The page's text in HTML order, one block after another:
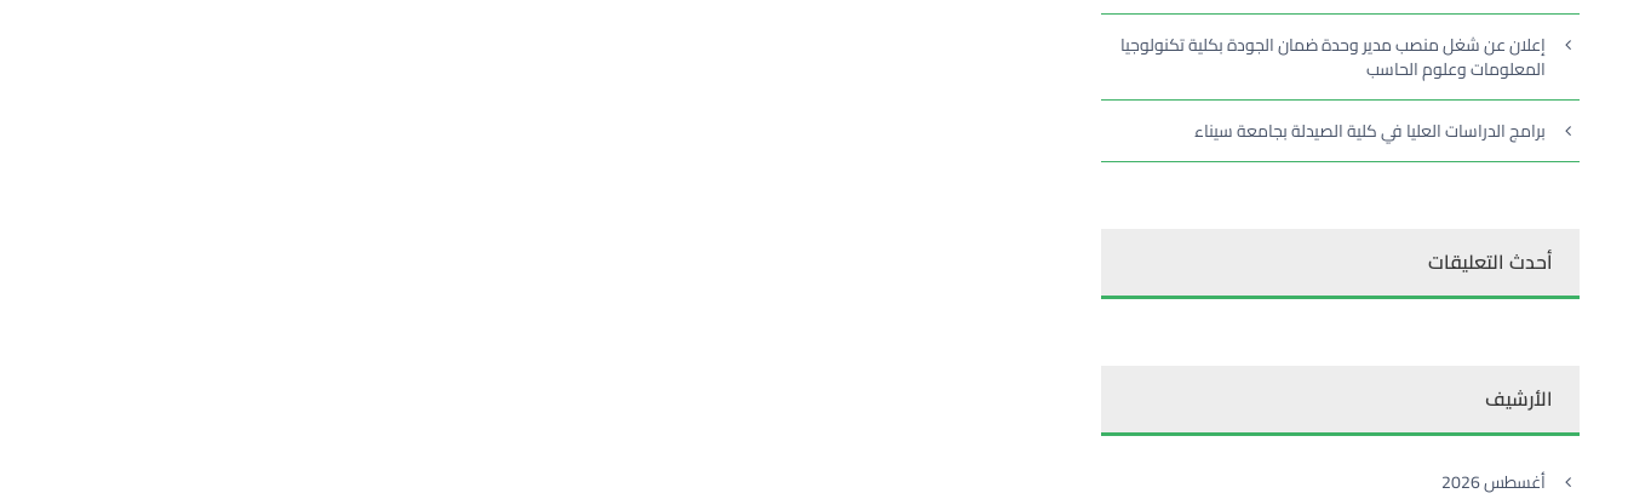
إعلان عن شغل منصب مدير وحدة ضمان الجودة بكلية تكنولوجيا
المعلومات وعلوم الحاسب
برامج الدراسات العليا في كلية الصيدلة بجامعة سيناء
أحدث التعليقات
الأرشيف
أغسطس 2026